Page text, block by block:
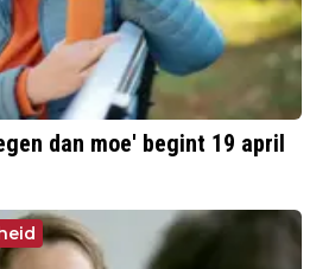
dan moe' begint 19 april